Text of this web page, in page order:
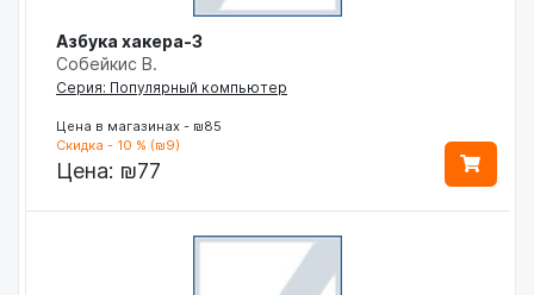
Азбука хакера-3
Собейкис В.
Серия: Популярный компьютер
Цена в магазинах - ₪85
Скидка - 10 % (₪9)
Цена: ₪77